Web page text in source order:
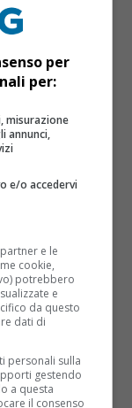
con Marco
dogana di
in arrivo
dopo!
pazzia di
per
per:
misurazione
annunci,
e/o accedervi
e le
cookie,
potrebbero
e
da questo
dati di
personali sulla
gestendo
a questa
il consenso